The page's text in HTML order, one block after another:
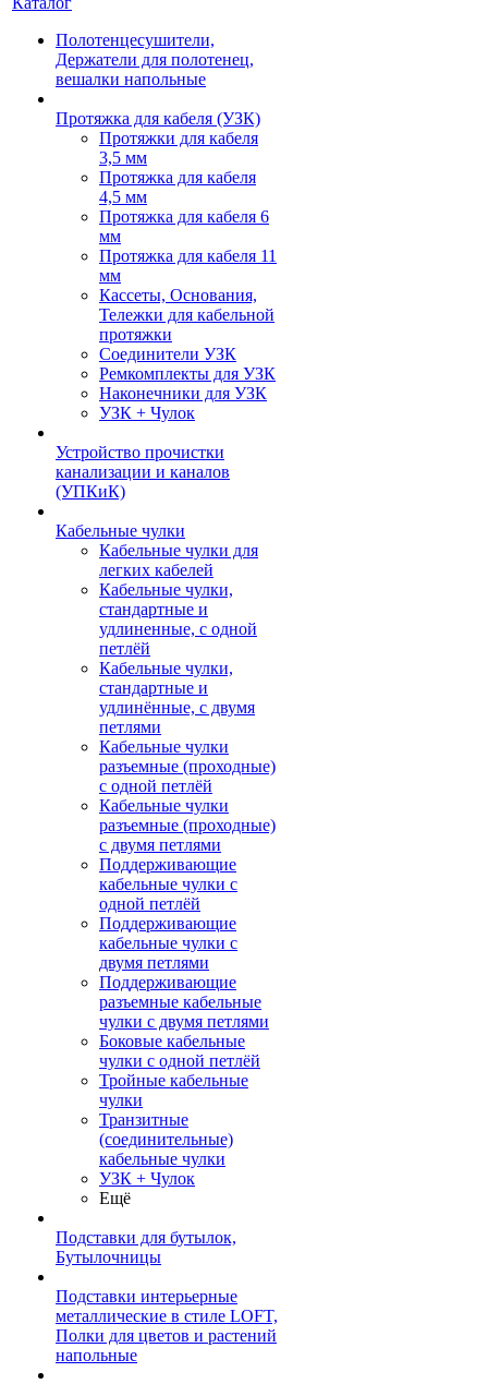
Полотенцесушители,
Держатели для полотенец,
вешалки напольные
Протяжка для кабеля (УЗК)
Протяжки для кабеля
3,5 мм
Протяжка для кабеля
4,5 мм
Протяжка для кабеля 6
мм
Протяжка для кабеля 11
мм
Кассеты, Основания,
Тележки для кабельной
протяжки
Соединители УЗК
Ремкомплекты для УЗК
Наконечники для УЗК
УЗК + Чулок
Устройство прочистки
канализации и каналов
(УПКиК)
Кабельные чулки
Кабельные чулки для
легких кабелей
Кабельные чулки,
стандартные и
удлиненные, с одной
петлёй
Кабельные чулки,
стандартные и
удлинённые, с двумя
петлями
Кабельные чулки
разъемные (проходные)
с одной петлёй
Кабельные чулки
разъемные (проходные)
с двумя петлями
Поддерживающие
кабельные чулки с
одной петлёй
Поддерживающие
кабельные чулки с
двумя петлями
Поддерживающие
разъемные кабельные
чулки с двумя петлями
Боковые кабельные
чулки с одной петлёй
Тройные кабельные
чулки
Транзитные
(соединительные)
кабельные чулки
УЗК + Чулок
Ещё
Подставки для бутылок,
Бутылочницы
Подставки интерьерные
металлические в стиле LOFT,
Полки для цветов и растений
напольные